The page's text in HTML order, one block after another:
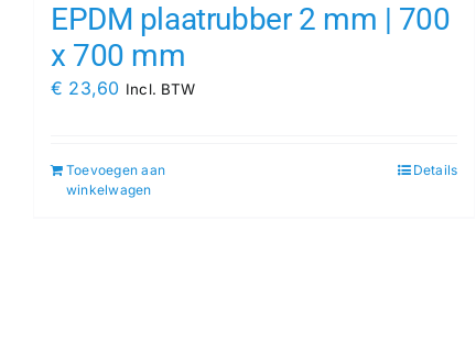
EPDM plaatrubber 2 mm | 700
x 700 mm
€ 23,60 Incl. BTW
Toevoegen aan
winkelwagen
Details